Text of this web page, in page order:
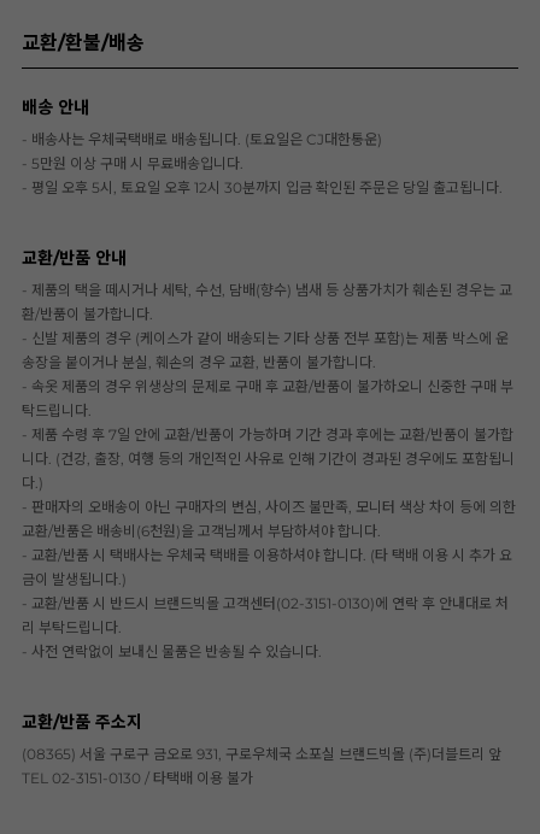
교환/환불/배송
배송 안내
- 배송사는 우체국택배로 배송됩니다. (토요일은 CJ대한통운)
- 5만원 이상 구매 시 무료배송입니다.
- 평일 오후 5시, 토요일 오후 12시 30분까지 입금 확인된 주문은 당일 출고됩니다.
교환/반품 안내
- 제품의 택을 떼시거나 세탁, 수선, 담배(향수) 냄새 등 상품가치가 훼손된 경우는 교
환/반품이 불가합니다.
- 신발 제품의 경우 (케이스가 같이 배송되는 기타 상품 전부 포함)는 제품 박스에 운
송장을 붙이거나 분실, 훼손의 경우 교환, 반품이 불가합니다.
- 속옷 제품의 경우 위생상의 문제로 구매 후 교환/반품이 불가하오니 신중한 구매 부
탁드립니다.
- 제품 수령 후 7일 안에 교환/반품이 가능하며 기간 경과 후에는 교환/반품이 불가합
니다. (건강, 출장, 여행 등의 개인적인 사유로 인해 기간이 경과된 경우에도 포함됩니
다.)
- 판매자의 오배송이 아닌 구매자의 변심, 사이즈 불만족, 모니터 색상 차이 등에 의한
교환/반품은 배송비(6천원)을 고객님께서 부담하셔야 합니다.
- 교환/반품 시 택배사는 우체국 택배를 이용하셔야 합니다. (타 택배 이용 시 추가 요
금이 발생됩니다.)
- 교환/반품 시 반드시 브랜드빅몰 고객센터(02-3151-0130)에 연락 후 안내대로 처
리 부탁드립니다.
- 사전 연락없이 보내신 물품은 반송될 수 있습니다.
교환/반품 주소지
(08365) 서울 구로구 금오로 931, 구로우체국 소포실 브랜드빅몰 (주)더블트리 앞
TEL 02-3151-0130 / 타택배 이용 불가